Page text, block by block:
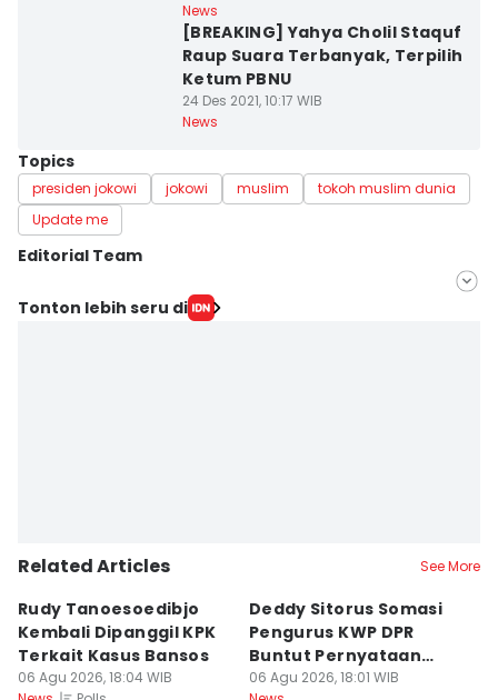
News
[BREAKING] Yahya Cholil Staquf
Raup Suara Terbanyak, Terpilih
Ketum PBNU
24 Des 2021, 10:17 WIB
News
Topics
presiden jokowi jokowi muslim
tokoh muslim dunia
Update me
Editorial Team
Editor
Tonton lebih seru di
Related Articles See More
Rudy Tanoesoedibjo
Kembali Dipanggil KPK
Terkait Kasus Bansos
06 Agu 2026, 18:04 WIB
Deddy Sitorus Somasi
Pengurus KWP DPR
Buntut Pernyataan
Sirkus
06 Agu 2026, 18:01 WIB